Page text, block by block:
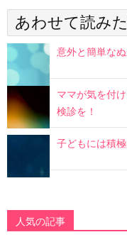
あわせて読み
意外と簡単な
ママが気を付
検診を！
子どもには積
人気の記事